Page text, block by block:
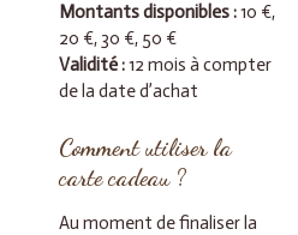
Montants disponibles :10 €,
20 €, 30 €, 50 €
Validité :12 mois à compter
de la date d’achat
Comment utiliser la
carte cadeau ?
Au moment de finaliser la